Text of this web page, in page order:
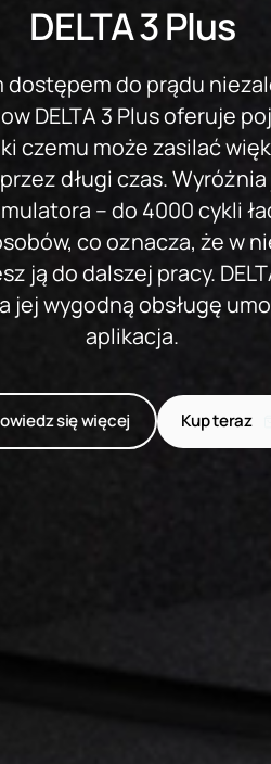
DELTA 3 Plus
dostępem do prądu
DELTA 3 Plus oferuje
czemu może zasilać
długi czas.
– do 4000 cykli
co oznacza, że w
ją do dalszej pracy.
jej wygodną obsługę
aplikacja.
się więcej Kup teraz